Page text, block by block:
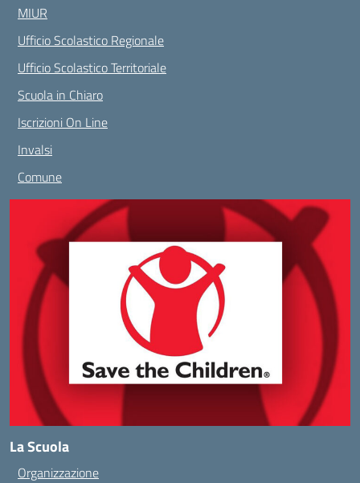
MIUR
Ufficio Scolastico Regionale
Ufficio Scolastico Territoriale
Scuola in Chiaro
Iscrizioni On Line
Invalsi
Comune
La Scuola
Organizzazione